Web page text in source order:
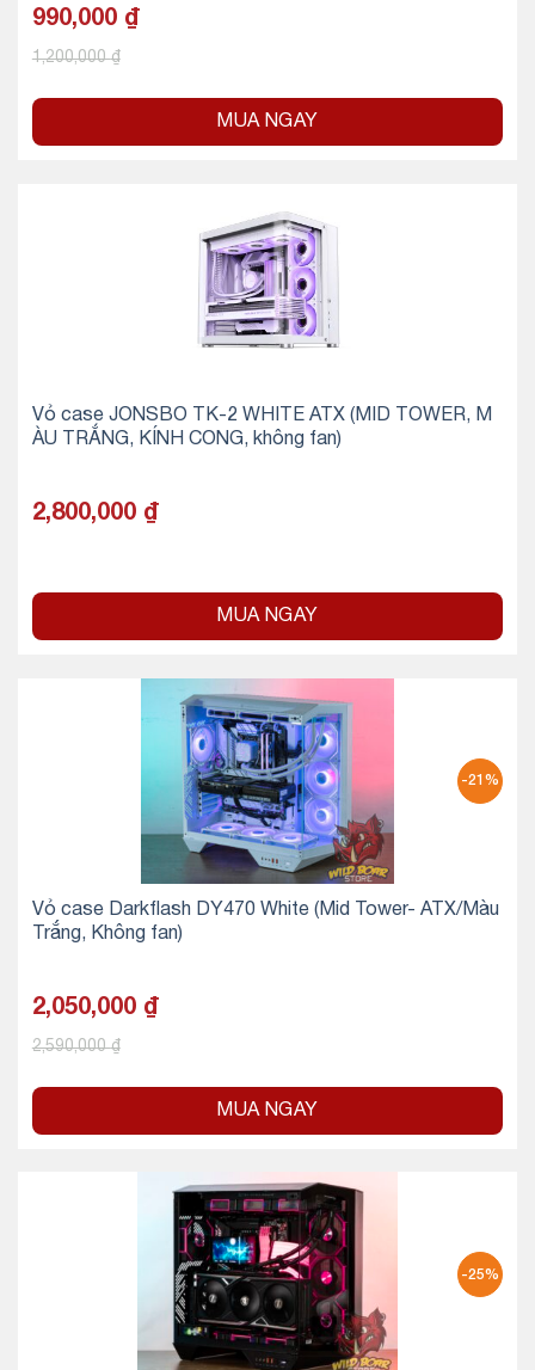
990,000 ₫
1,200,000₫
MUA NGAY
Vỏ case JONSBO TK-2 WHITE ATX (MID TOWER, M
ÀU TRẮNG, KÍNH CONG, không fan)
2,800,000 ₫
MUA NGAY
-21%
Vỏ case Darkflash DY470 White (Mid Tower- ATX/Màu
Trắng, Không fan)
2,050,000 ₫
2,590,000₫
MUA NGAY
-25%